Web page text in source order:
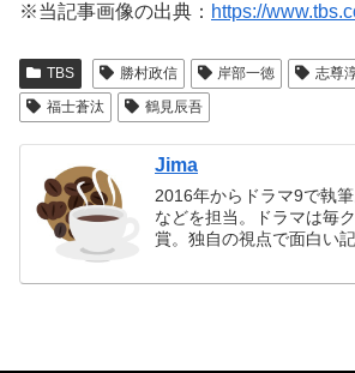
※当記事画像の出典： https://
TBS 勝村政信 岸部一徳 志尊
福士蒼汰
鶴見辰吾
Jima
2016年からドラマ9で執
などを担当。ドラマは毎
賞。独自の視点で面白い